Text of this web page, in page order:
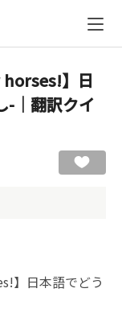
】日
-｜翻訳クイ